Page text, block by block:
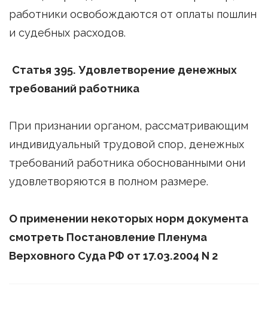
работники освобождаются от оплаты пошлин
и судебных расходов.
Статья 395. Удовлетворение денежных
требований работника
При признании органом, рассматривающим
индивидуальный трудовой спор, денежных
требований работника обоснованными они
удовлетворяются в полном размере.
О применении некоторых норм документа
смотреть Постановление Пленума
Верховного Суда РФ от 17.03.2004 N 2